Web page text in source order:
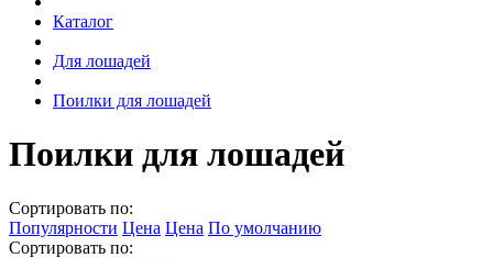
Каталог
Для лошадей
Поилки для лошадей
Поилки для лошадей
Сортировать по:
Популярности Цена Цена По умолчанию
Сортировать по: